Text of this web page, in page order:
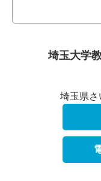
埼玉大学
埼玉県さ